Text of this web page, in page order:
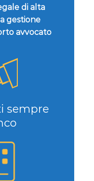
di alta
gestione
avvocato
sempre